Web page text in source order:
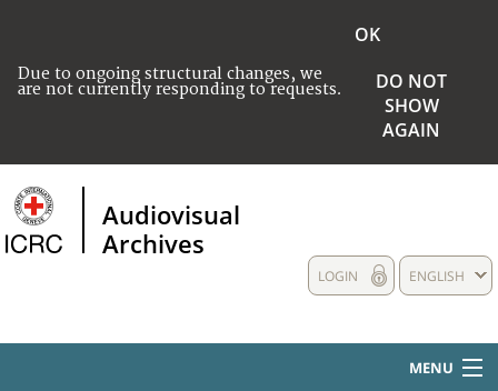
Due to ongoing structural changes, we
are not currently responding to requests.
OK
DO NOT
SHOW
AGAIN
Audiovisual
Archives
ENGLISH
LOGIN
MENU